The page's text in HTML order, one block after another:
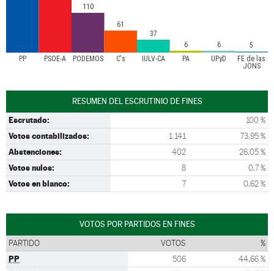
PP PSOE-A PODEMOS C's IULV-CA PA UPyD
FE de las
JONS
110
61
37
6
6 5
RESUMEN DEL ESCRUTINIO DE FINES
Escrutado: 100 %
Votos contabilizados: 1.141 73,95 %
Abstenciones: 402 26,05 %
Votos nulos: 8 0,7 %
Votos en blanco: 7 0,62 %
VOTOS POR PARTIDOS EN FINES
PARTIDO VOTOS %
PP 506 44,66 %